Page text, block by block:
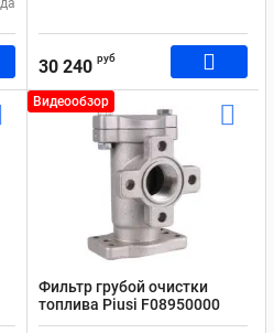
да
30 240 руб
Видеообзор
Фильтр грубой очистки
топлива Piusi F08950000
линейный 100 мкм